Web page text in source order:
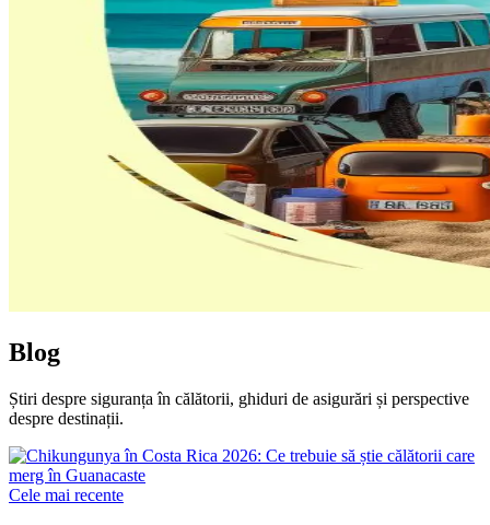
Blog
Știri despre siguranța în călătorii, ghiduri de asigurări și perspective
despre destinații.
Cele mai recente